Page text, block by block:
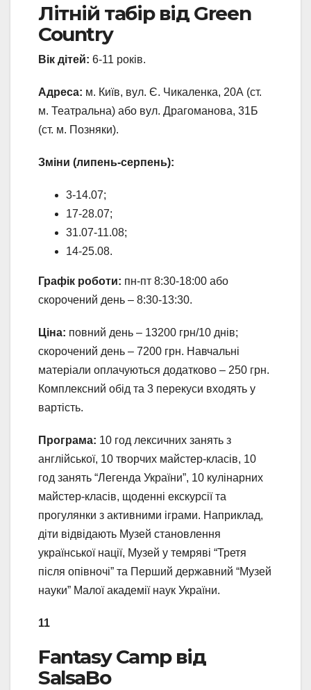
Літній табір від Green
Country
Вік дітей: 6-11 років.
Адреса: м. Київ, вул. Є. Чикаленка, 20А (ст.
м. Театральна) або вул. Драгоманова, 31Б
(ст. м. Позняки).
Зміни (липень-серпень):
3-14.07;
17-28.07;
31.07-11.08;
14-25.08.
Графік роботи: пн-пт 8:30-18:00 або
скорочений день – 8:30-13:30.
Ціна: повний день – 13200 грн/10 днів;
скорочений день – 7200 грн. Навчальні
матеріали оплачуються додатково – 250 грн.
Комплексний обід та 3 перекуси входять у
вартість.
Програма: 10 год лексичних занять з
англійської, 10 творчих майстер-класів, 10
год занять “Легенда України”, 10 кулінарних
майстер-класів, щоденні екскурсії та
прогулянки з активними іграми. Наприклад,
діти відвідають Музей становлення
української нації, Музей у темряві “Третя
після опівночі” та Перший державний “Музей
науки” Малої академії наук України.
11
Fantasy Camp від
SalsaBo